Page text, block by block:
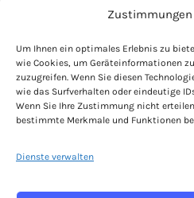
Um Ihnen ein optimales Erlebnis zu
wie Cookies, um Geräteinformationen
zuzugreifen. Wenn Sie diesen
wie das Surfverhalten oder eindeutige
Wenn Sie Ihre Zustimmung nicht
bestimmte Merkmale und Funktionen
Dienste verwalten
Cookie-Richtlinien
Kundenlogin
Verbinden wir uns!
Schließen Sie sich mit
Geschäfte.